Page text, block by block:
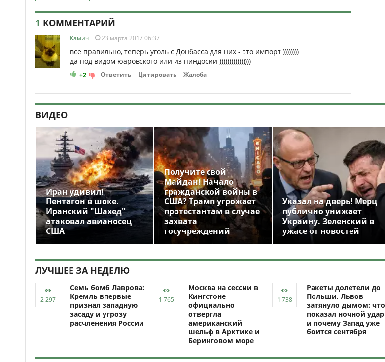
1 КОММЕНТАРИЙ
Камич 23 марта 2017 06:37
все правильно, теперь уголь с Донбасса для них - это импорт ))))))))
да под видом юаровского или из пиндосии ))))))))))))))))
+2 Ответить Цитировать Жалоба
ВИДЕО
Иран удивил!
Пентагон в шоке.
Иранский "Шахед"
атаковал авианосец
США
Получите свой
Майдан! Начало
гражданской войны в
США? Трамп угрожает
протестантам в случае
захвата
госучреждений
Указал на дверь! Мерц
публично унижает
Украину. Зеленский в
ужасе от новостей
ЛУЧШЕЕ ЗА НЕДЕЛЮ
Семь бомб Лаврова:
Кремль впервые
признал западную
засаду и угрозу
расчленения России
Москва на сессии в
Кингстоне
официально
отвергла
американский
шельф в Арктике и
Беринговом море
Ракеты долетели до
Польши, Львов
затянуло дымом: что
показал ночной удар
и почему Запад уже
боится сентября